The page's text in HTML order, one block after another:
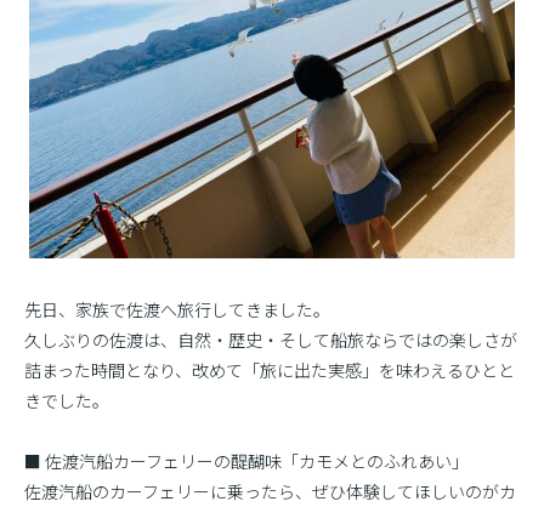
先日、家族で佐渡へ旅行してきました。
久しぶりの佐渡は、自然・歴史・そして船旅ならではの楽しさが
詰まった時間となり、改めて「旅に出た実感」を味わえるひとと
きでした。
■ 佐渡汽船カーフェリーの醍醐味「カモメとのふれあい」
佐渡汽船のカーフェリーに乗ったら、ぜひ体験してほしいのがカ